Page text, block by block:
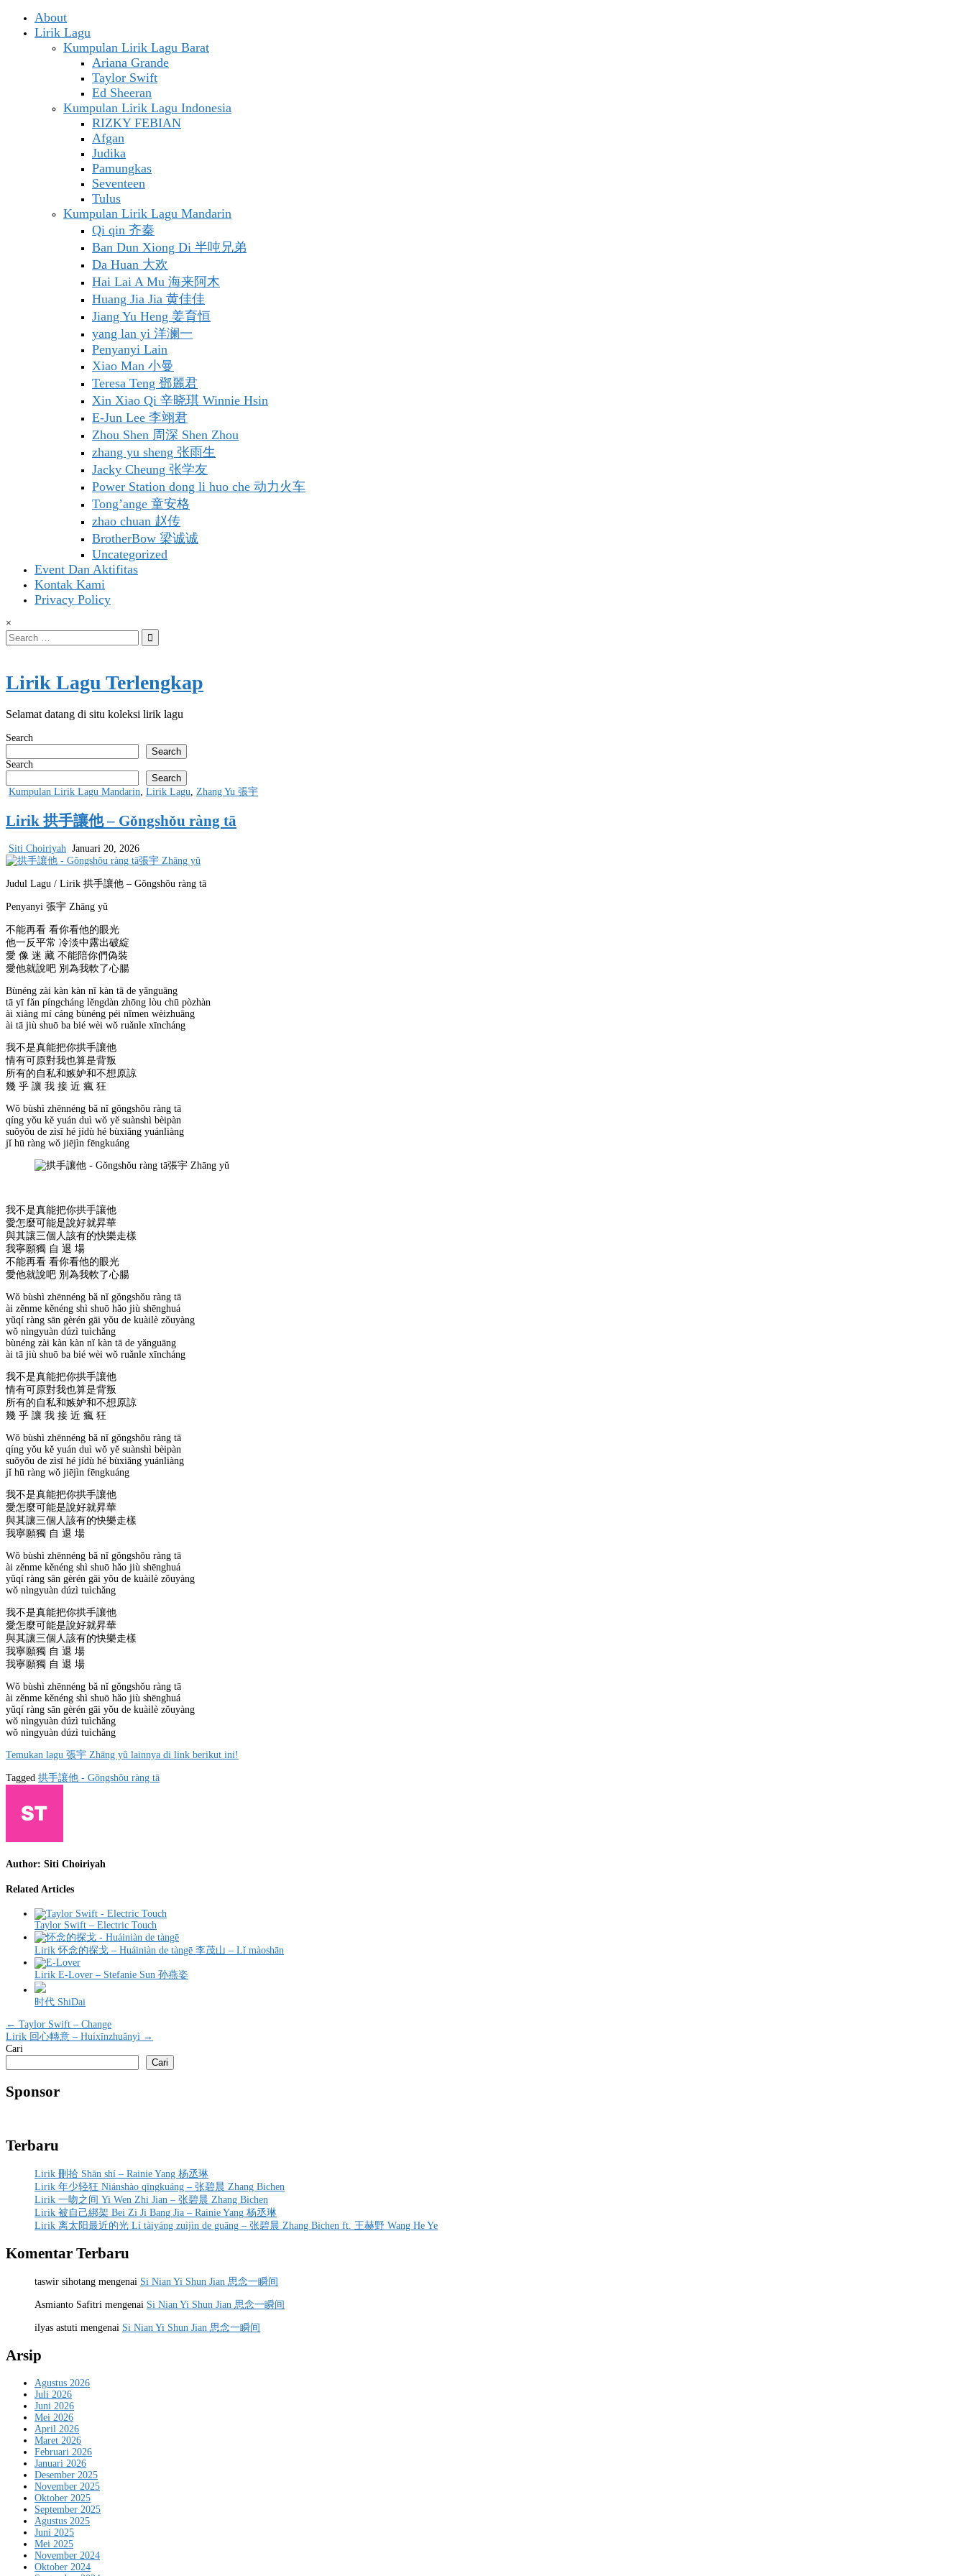
About
Lirik Lagu
Kumpulan Lirik Lagu Barat
Ariana Grande
Taylor Swift
Ed Sheeran
Kumpulan Lirik Lagu Indonesia
RIZKY FEBIAN
Afgan
Judika
Pamungkas
Seventeen
Tulus
Kumpulan Lirik Lagu Mandarin
Qi qin 齐秦
Ban Dun Xiong Di 半吨兄弟
Da Huan 大欢
Hai Lai A Mu 海来阿木
Huang Jia Jia 黄佳佳
Jiang Yu Heng 姜育恒
yang lan yi 洋澜一
Penyanyi Lain
Xiao Man 小曼
Teresa Teng 鄧麗君
Xin Xiao Qi 辛晓琪 Winnie Hsin
E-Jun Lee 李翊君
Zhou Shen 周深 Shen Zhou
zhang yu sheng 张雨生
Jacky Cheung 张学友
Power Station dong li huo che 动力火车
Tong’ange 童安格
zhao chuan 赵传
BrotherBow 梁诚诚
Uncategorized
Event Dan Aktifitas
Kontak Kami
Privacy Policy
×
Search
for:
Lirik Lagu Terlengkap
Selamat datang di situ koleksi lirik lagu
Search
Search
Search
Search
Posted
Kumpulan Lirik Lagu Mandarin Lirik Lagu Zhang Yu 張宇
Lirik 拱手讓他 – Gǒngshǒu ràng tā
Siti Choiriyah Januari 20, 2026
Judul Lagu / Lirik 拱手讓他 – Gǒngshǒu ràng tā
Penyanyi 張宇 Zhāng yǔ
不能再看 看你看他的眼光
他一反平常 冷淡中露出破綻
愛 像 迷 藏 不能陪你們偽裝
愛他就說吧 別為我軟了心腸
Bùnéng zài kàn kàn nǐ kàn tā de yǎnguāng
tā yī fǎn píngcháng lěngdàn zhōng lòu chū pòzhàn
ài xiàng mí cáng bùnéng péi nǐmen wèizhuāng
ài tā jiù shuō ba bié wèi wǒ ruǎnle xīncháng
我不是真能把你拱手讓他
情有可原對我也算是背叛
所有的自私和嫉妒和不想原諒
幾 乎 讓 我 接 近 瘋 狂
Wǒ bùshì zhēnnéng bǎ nǐ gǒngshǒu ràng tā
qíng yǒu kě yuán duì wǒ yě suànshì bèipàn
suǒyǒu de zìsī hé jídù hé bùxiǎng yuánliàng
jǐ hū ràng wǒ jiējìn fēngkuáng
我不是真能把你拱手讓他
愛怎麼可能是說好就昇華
與其讓三個人該有的快樂走樣
我寧願獨 自 退 場
不能再看 看你看他的眼光
愛他就說吧 別為我軟了心腸
Wǒ bùshì zhēnnéng bǎ nǐ gǒngshǒu ràng tā
ài zěnme kěnéng shì shuō hǎo jiù shēnghuá
yǔqí ràng sān gèrén gāi yǒu de kuàilè zǒuyàng
wǒ nìngyuàn dúzì tuìchǎng
bùnéng zài kàn kàn nǐ kàn tā de yǎnguāng
ài tā jiù shuō ba bié wèi wǒ ruǎnle xīncháng
我不是真能把你拱手讓他
情有可原對我也算是背叛
所有的自私和嫉妒和不想原諒
幾 乎 讓 我 接 近 瘋 狂
Wǒ bùshì zhēnnéng bǎ nǐ gǒngshǒu ràng tā
qíng yǒu kě yuán duì wǒ yě suànshì bèipàn
suǒyǒu de zìsī hé jídù hé bùxiǎng yuánliàng
jǐ hū ràng wǒ jiējìn fēngkuáng
我不是真能把你拱手讓他
愛怎麼可能是說好就昇華
與其讓三個人該有的快樂走樣
我寧願獨 自 退 場
Wǒ bùshì zhēnnéng bǎ nǐ gǒngshǒu ràng tā
ài zěnme kěnéng shì shuō hǎo jiù shēnghuá
yǔqí ràng sān gèrén gāi yǒu de kuàilè zǒuyàng
wǒ nìngyuàn dúzì tuìchǎng
我不是真能把你拱手讓他
愛怎麼可能是說好就昇華
與其讓三個人該有的快樂走樣
我寧願獨 自 退 場
我寧願獨 自 退 場
Wǒ bùshì zhēnnéng bǎ nǐ gǒngshǒu ràng tā
ài zěnme kěnéng shì shuō hǎo jiù shēnghuá
yǔqí ràng sān gèrén gāi yǒu de kuàilè zǒuyàng
wǒ nìngyuàn dúzì tuìchǎng
wǒ nìngyuàn dúzì tuìchǎng
Temukan lagu 張宇 Zhāng yǔ lainnya di link berikut ini!
Tagged 拱手讓他 - Gǒngshǒu ràng tā
Author: Siti Choiriyah
Related Articles
Taylor Swift – Electric Touch
Lirik 怀念的探戈 – Huáiniàn de tàngē 李茂山 – Lǐ màoshān
Lirik E-Lover – Stefanie Sun 孙燕姿
时代 ShiDai
Navigasi
pos
← Taylor Swift – Change
Lirik 回心轉意 – Huíxīnzhuǎnyì →
Cari
Cari
Sponsor
Terbaru
Lirik 刪拾 Shān shí – Rainie Yang 杨丞琳
Lirik 年少轻狂 Niánshào qīngkuáng – 张碧晨 Zhang Bichen
Lirik 一吻之间 Yi Wen Zhi Jian – 张碧晨 Zhang Bichen
Lirik 被自己綁架 Bei Zi Ji Bang Jia – Rainie Yang 杨丞琳
Lirik 离太阳最近的光 Lí tàiyáng zuìjìn de guāng – 张碧晨 Zhang Bichen ft. 王赫野 Wang He Ye
Komentar Terbaru
taswir sihotang mengenai Si Nian Yi Shun Jian 思念一瞬间
Asmianto Safitri mengenai Si Nian Yi Shun Jian 思念一瞬间
ilyas astuti mengenai Si Nian Yi Shun Jian 思念一瞬间
Arsip
Agustus 2026
Juli 2026
Juni 2026
Mei 2026
April 2026
Maret 2026
Februari 2026
Januari 2026
Desember 2025
November 2025
Oktober 2025
September 2025
Agustus 2025
Juni 2025
Mei 2025
November 2024
Oktober 2024